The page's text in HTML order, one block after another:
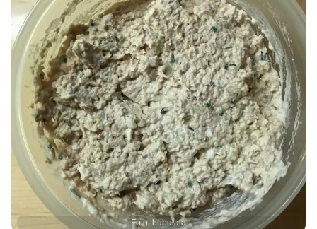
Foto: bubulala